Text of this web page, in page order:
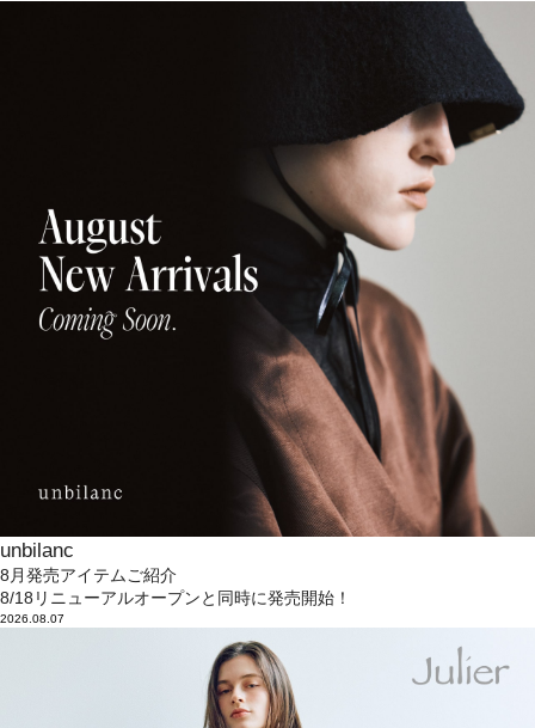
unbilanc
8月発売アイテムご紹介
8/18リニューアルオープンと同時に発売開始！
2026.08.07